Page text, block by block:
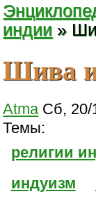
индии »
Шива
Atma Сб, 20/
Темы:
религии
индуизм